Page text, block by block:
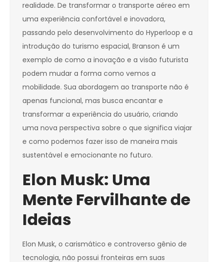
realidade. De transformar o transporte aéreo em
uma experiência confortável e inovadora,
passando pelo desenvolvimento do Hyperloop e a
introdução do turismo espacial, Branson é um
exemplo de como a inovação e a visão futurista
podem mudar a forma como vemos a
mobilidade. Sua abordagem ao transporte não é
apenas funcional, mas busca encantar e
transformar a experiência do usuário, criando
uma nova perspectiva sobre o que significa viajar
e como podemos fazer isso de maneira mais
sustentável e emocionante no futuro.
Elon Musk: Uma
Mente Fervilhante de
Ideias
Elon Musk, o carismático e controverso gênio de
tecnologia, não possui fronteiras em suas